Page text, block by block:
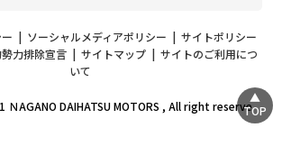
| ソーシャルメディアポリシー | サイトポリシー
力排除宣言| サイトマップ| サイトのご利用につ
いて
ＮAGANO DAIHATSU MOTORS , All right reserveTOP